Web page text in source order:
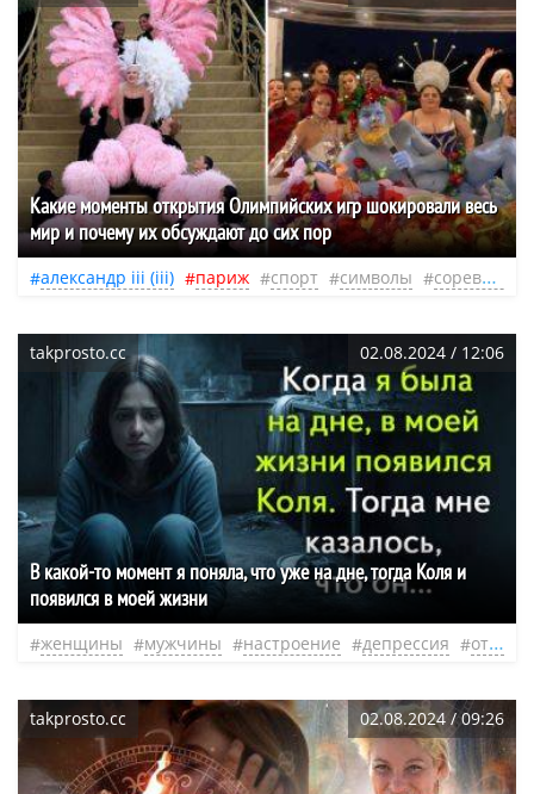
Какие моменты открытия Олимпийских игр шокировали весь
мир и почему их обсуждают до сих пор
александр iii (iii) париж спорт символы соревнование
takprosto.cc 02.08.2024 / 12:06
В какой-то момент я поняла, что уже на дне, тогда Коля и
появился в моей жизни
женщины мужчины настроение депрессия отношения
takprosto.cc 02.08.2024 / 09:26